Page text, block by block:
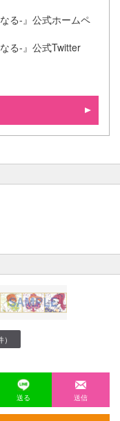
る-』公式ホームペ
る-』公式Twitter
送る 送信